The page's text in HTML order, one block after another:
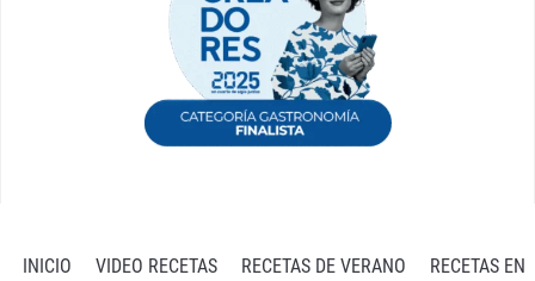
INICIO VIDEO RECETAS RECETAS DE VERANO RECETAS EN